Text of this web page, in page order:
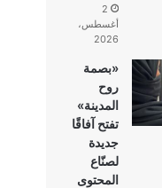
2
أغسطس،
2026
«بصمة
روح
المدينة»
تفتح آفاقًا
جديدة
لصنّاع
المحتوى